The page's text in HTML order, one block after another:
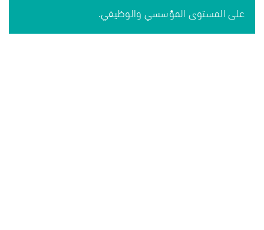
على المستوى المؤسسي والوظيفي.